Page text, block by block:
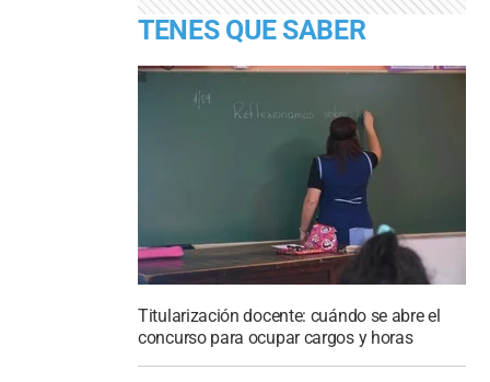
TENES QUE SABER
Titularización docente: cuándo se abre el
concurso para ocupar cargos y horas